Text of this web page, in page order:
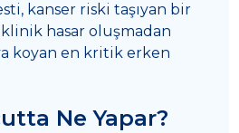
kanser riski taşıyan bir
hasar oluşmadan
koyan en kritik erken
Ne Yapar?